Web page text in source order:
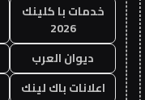
خدمات با كلينك
2026
ديوان العرب
اعلانات باك لينك